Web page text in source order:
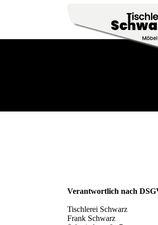
Verantwortlich nach
Tischlerei Schwarz
Frank Schwarz